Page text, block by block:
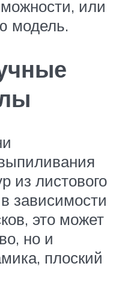
или
модель.
из листового
зависимости
это может
но и
плоский